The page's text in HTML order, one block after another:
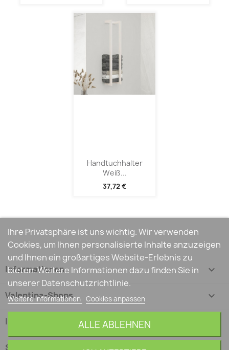
Handtuchhalter
Weiß...
37,72 €
Informationen 
Valentina-Shops 
Ihr Konto
Shop-Einstellungen
Ihre Privatsphäre ist uns wichtig. Wir verwenden
Cookies, um Ihnen personalisierte Inhalte anzuzeigen
und Ihnen ein großartiges Website-Erlebnis zu
bieten. Weitere Informationen dazu finden Sie in
unserer Datenschutzrichtlinie.
Weitere Informationen Cookies anpassen
ALLE ABLEHNEN